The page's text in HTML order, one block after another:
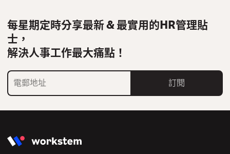
每星期定時分享最新 & 最實用的HR管理貼
士，
解決人事工作最大痛點！
訂閱